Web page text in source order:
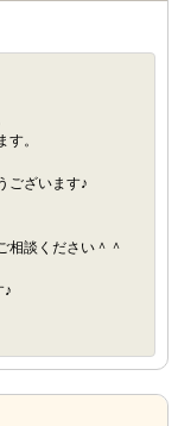
。
ございます♪
相談ください＾＾
♪